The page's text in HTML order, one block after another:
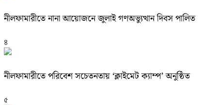
নীলফামারীতে নানা আয়োজনে জুলাই গণঅভ্যুত্থান দিবস পালিত
৪
নীলফামারীতে পরিবেশ সচেতনতায় ‘ক্লাইমেট ক্যাম্প’ অনুষ্ঠিত
৫